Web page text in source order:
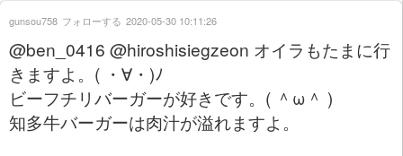
@ben_0416 @hiroshisiegzeon オイラもたまに行
きますよ。( ・∀・)ﾉ
ビーフチリバーガーが好きです。( ＾ω＾ )
知多牛バーガーは肉汁が溢れますよ。
gunsou758 フォローする 2020-05-30 10:11:26